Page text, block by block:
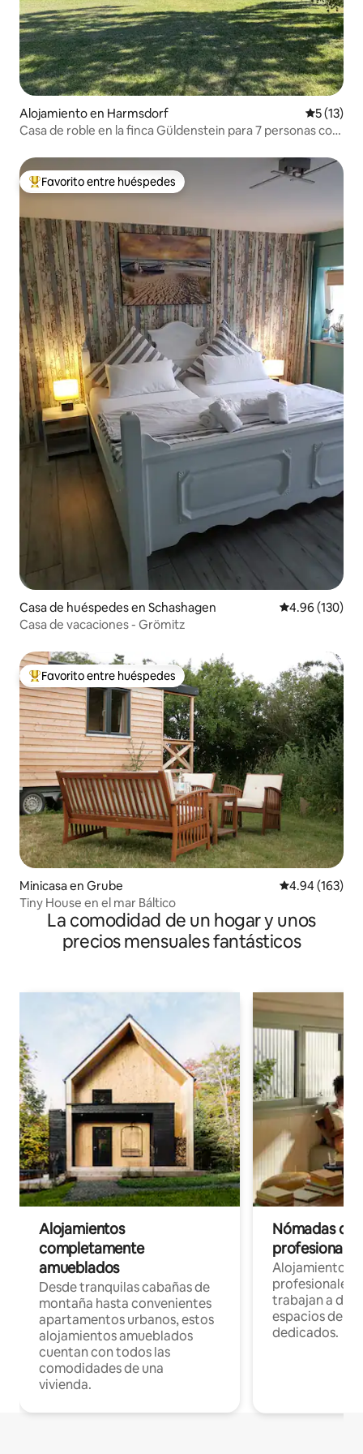
Alojamiento en Harmsdorf
5 (13)
Casa de roble en la finca Güldenstein para 7 personas con
Favorito entre huéspedes preferido
Favorito entre huéspedes
Casa de huéspedes en Schashagen Calificación
4.96 (130)
Casa de vacaciones - Grömitz
Favorito entre huéspedes preferido
Favorito entre huéspedes
Minicasa en Grube Calificación
4.94 (163)
Tiny House en el mar Báltico
La comodidad de un hogar y unos
precios mensuales fantásticos
Alojamientos
completamente
amueblados
Desde tranquilas cabañas de
montaña hasta convenientes
apartamentos urbanos, estos
alojamientos amueblados
cuentan con todos las
comodidades de una
vivienda.
Nómadas
Alojamientos
profesionales
trabajan a
espacios de
dedicados.